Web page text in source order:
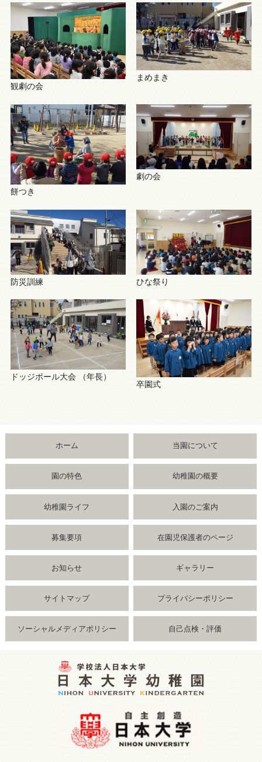
観劇の会
まめまき
餅つき
劇の会
防災訓練 ひな祭り
ドッジボール大会 （年長）
卒園式
ホーム 当園について
園の特色 幼稚園の概要
幼稚園ライフ 入園のご案内
募集要項 在園児保護者のページ
お知らせ ギャラリー
サイトマップ プライバシーポリシー
ソーシャルメディアポリシー 自己点検・評価